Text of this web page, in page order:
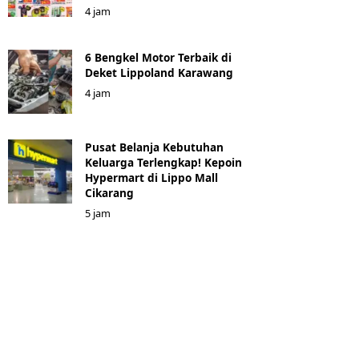
4 jam
6 Bengkel Motor Terbaik di
Deket Lippoland Karawang
4 jam
Pusat Belanja Kebutuhan
Keluarga Terlengkap! Kepoin
Hypermart di Lippo Mall
Cikarang
5 jam